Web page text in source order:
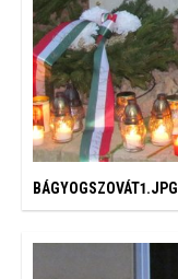
BÁGYOGSZOVÁT1.JPG